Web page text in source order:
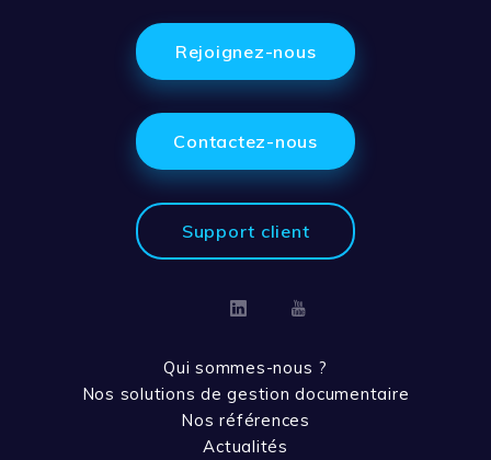
Rejoignez-nous
Contactez-nous
Support client
LinkedinYoutube
Qui sommes-nous ?
Nos solutions de gestion documentaire
Nos références
Actualités